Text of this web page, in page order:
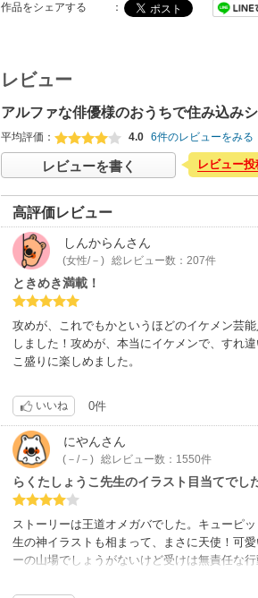
作品をシェアする ：
レビュー
アルファな俳優様のおうちで住み込み
平均評価： 4.0 6件のレビューをみる
レビューを書く レビュー
高評価レビュー
しんからんさん
(女性/－) 総レビュー数：207件
ときめき満載！
攻めが、これでもかというほどのイケメン芸
しました！攻めが、本当にイケメンで、すれ
こ盛りに楽しめました。
いいね 0件
にやんさん
(－/－) 総レビュー数：1550件
らくたしょうこ先生のイラスト目当てでし
ストーリーは王道オメガバでした。キューピ
生の神イラストも相まって、まさに天使！可
ーの山場でしょうがないけど受けは無責任な